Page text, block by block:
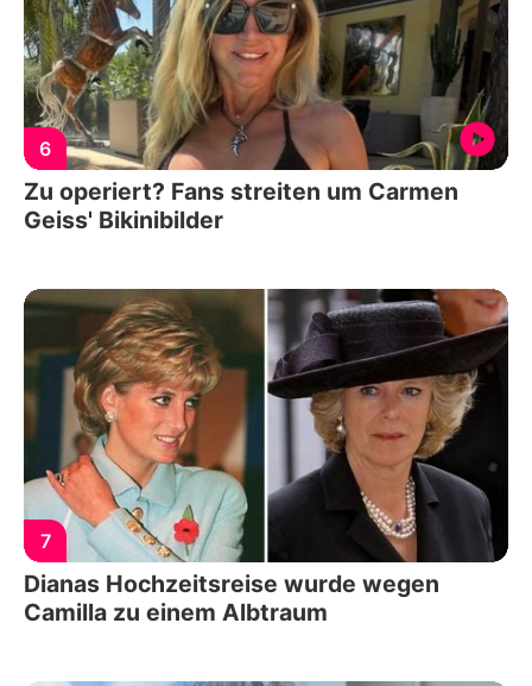
6
Zu operiert? Fans streiten um Carmen
Geiss' Bikinibilder
7
Dianas Hochzeitsreise wurde wegen
Camilla zu einem Albtraum